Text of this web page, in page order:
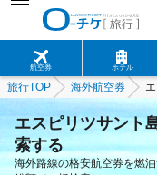
航空券 ホテル
旅行TOP 海外航空券
エスピリツサント
索する
海外路線の格安航空券を燃